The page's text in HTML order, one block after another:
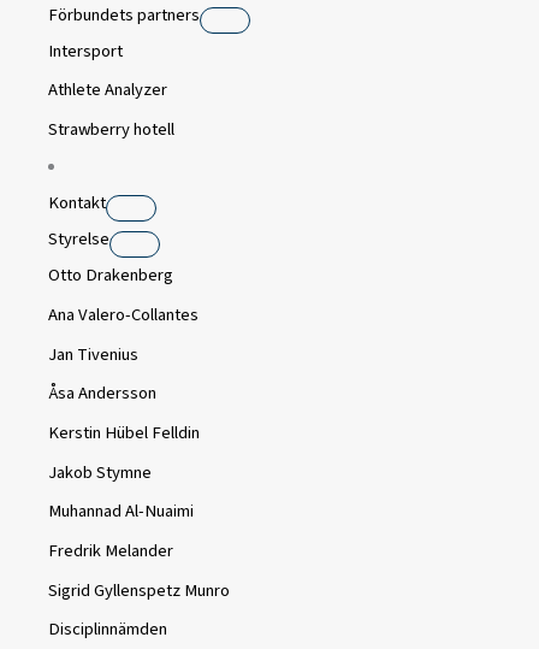
Förbundets partners
Intersport
Athlete Analyzer
Strawberry hotell
Kontakt
Styrelse
Otto Drakenberg
Ana Valero-Collantes
Jan Tivenius
Åsa Andersson
Kerstin Hübel Felldin
Jakob Stymne
Muhannad Al-Nuaimi
Fredrik Melander
Sigrid Gyllenspetz Munro
Disciplinnämden